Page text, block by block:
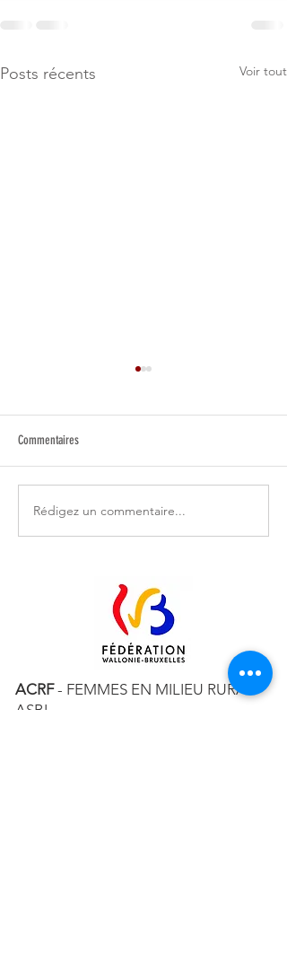
Posts récents Voir tout
Dominations : pourquoi en parler ?
Commentaires
Rédigez un commentaire...
ACRF- FEMMES EN MILIEU RURAL
ASBL